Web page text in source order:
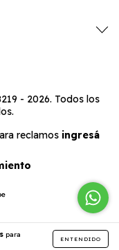
para
ENTENDIDO
- 2026. Todos los
reclamos ingresá